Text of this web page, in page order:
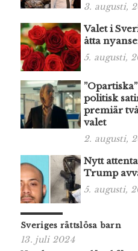
3. augusti,
Valet i
åtta
5. augusti,
politisk
premiär
valet
2. augusti,
Nytt
Trump
5. augusti,
Sveriges rättslösa barn
13. juli 2024